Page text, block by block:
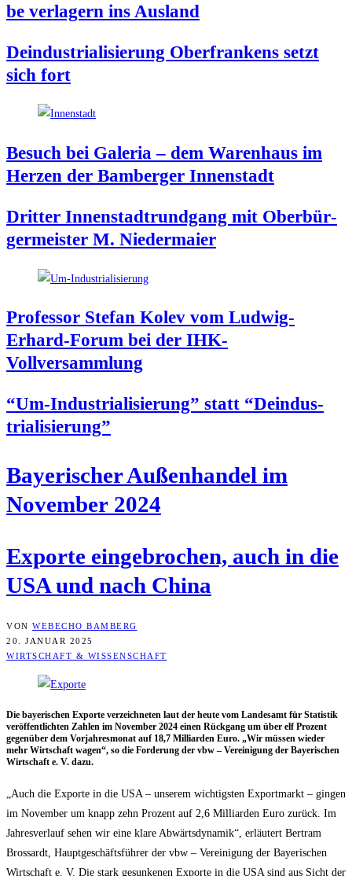
be ver­la­gern ins Ausland
Deindus­tria­li­sie­rung Ober­fran­kens setzt
sich fort
Besuch bei Gale­ria – dem Waren­haus im
Her­zen der Bam­ber­ger Innenstadt
Drit­ter Innen­stadt­rund­gang mit Ober­bür­
ger­meis­ter M. Niedermaier
Pro­fes­sor Ste­fan Kolev vom Lud­wig-
Erhard-Forum bei der IHK-
Vollversammlung
“Um-Indus­tria­li­sie­rung” statt “Deindus­
tria­li­sie­rung”
Baye­ri­scher Außen­han­del im
Novem­ber 2024
Expor­te ein­ge­bro­chen, auch in die
USA und nach China
VON WEBECHO BAMBERG
20. JANUAR 2025
WIRTSCHAFT & WISSENSCHAFT
Die baye­ri­schen Expor­te ver­zeich­ne­ten laut der heu­te vom Lan­des­amt für Sta­tis­tik
ver­öf­fent­lich­ten Zah­len im Novem­ber 2024 einen Rück­gang um über elf Pro­zent
gegen­über dem Vor­jah­res­mo­nat auf 18,7 Mil­li­ar­den Euro. „Wir müs­sen wie­der
mehr Wirt­schaft wagen“, so die For­de­rung der vbw – Ver­ei­ni­gung der Baye­ri­schen
Wirt­schaft e. V. dazu.
„Auch die Expor­te in die USA – unse­rem wich­tigs­ten Export­markt – gin­gen
im Novem­ber um knapp zehn Pro­zent auf 2,6 Mil­li­ar­den Euro zurück. Im
Jah­res­ver­lauf sehen wir eine kla­re Abwärts­dy­na­mik“, erläu­tert Bert­ram
Bros­sardt, Haupt­ge­schäfts­füh­rer der vbw – Ver­ei­ni­gung der Baye­ri­schen
Wirt­schaft e. V. Die stark gesun­ke­nen Expor­te in die USA sind aus Sicht der